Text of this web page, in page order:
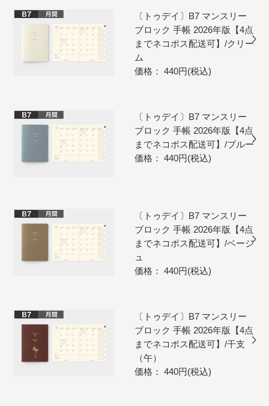
〔トゥデイ〕B7 マンスリー
ブロック 手帳 2026年版【4点
までネコポス配送可】/クリー
ム
価格： 440円(税込)
〔トゥデイ〕B7 マンスリー
ブロック 手帳 2026年版【4点
までネコポス配送可】/ブルー
価格： 440円(税込)
〔トゥデイ〕B7 マンスリー
ブロック 手帳 2026年版【4点
までネコポス配送可】/ベージ
ュ
価格： 440円(税込)
〔トゥデイ〕B7 マンスリー
ブロック 手帳 2026年版【4点
までネコポス配送可】/干支
（午）
価格： 440円(税込)